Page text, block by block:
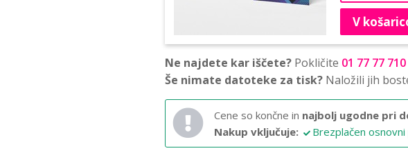
V
Ne najdete kar iščete? Pokličite 01 77 77 710
Še nimate datoteke za tisk? Naložili jih
Cene so končne in najbolj ugodne pri
Nakup vključuje:
Brezplačen